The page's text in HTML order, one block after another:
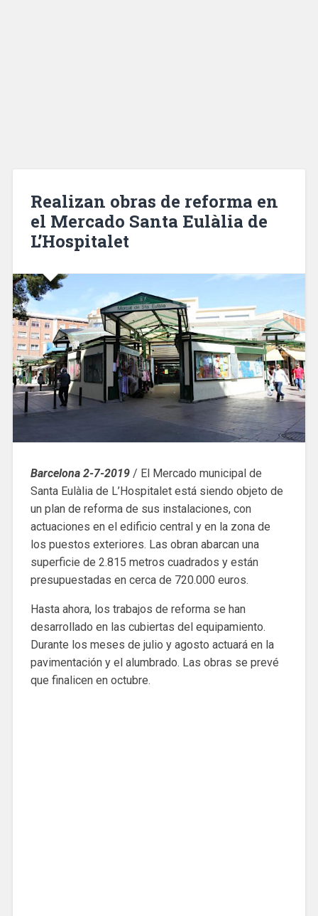
Realizan obras de reforma en
el Mercado Santa Eulàlia de
L’Hospitalet
Barcelona 2-7-2019/ El Mercado municipal de
Santa Eulàlia de L’Hospitalet está siendo objeto de
un plan de reforma de sus instalaciones, con
actuaciones en el edificio central y en la zona de
los puestos exteriores. Las obran abarcan una
superficie de 2.815 metros cuadrados y están
presupuestadas en cerca de 720.000 euros.
Hasta ahora, los trabajos de reforma se han
desarrollado en las cubiertas del equipamiento.
Durante los meses de julio y agosto actuará en la
pavimentación y el alumbrado. Las obras se prevé
que finalicen en octubre.